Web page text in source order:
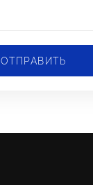
ОТПРАВИТЬ